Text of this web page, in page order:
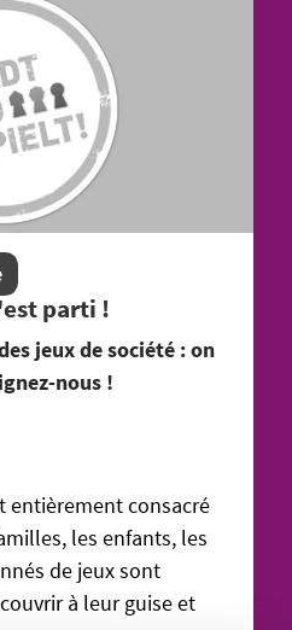
parti !
jeux de société : on
nous !
entièrement consacré
les enfants, les
de jeux sont
à leur guise et